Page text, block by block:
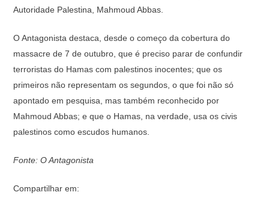
Autoridade Palestina, Mahmoud Abbas.
O Antagonista destaca, desde o começo da cobertura do
massacre de 7 de outubro, que é preciso parar de confundir
terroristas do Hamas com palestinos inocentes; que os
primeiros não representam os segundos, o que foi não só
apontado em pesquisa, mas também reconhecido por
Mahmoud Abbas; e que o Hamas, na verdade, usa os civis
palestinos como escudos humanos.
Fonte: O Antagonista
Compartilhar em: